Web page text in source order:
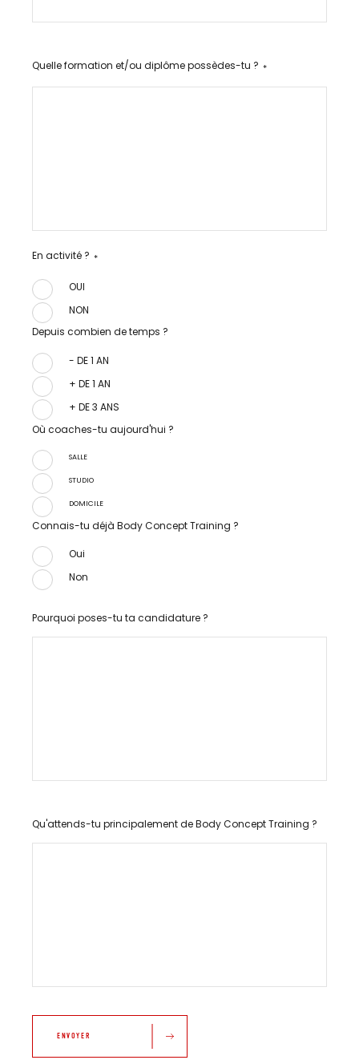
Quelle formation et/ou diplôme possèdes-tu ? *
En activité ? *
OUI
NON
Depuis combien de temps ?
- DE 1 AN
+ DE 1 AN
+ DE 3 ANS
Où coaches-tu aujourd'hui ?
SALLE
STUDIO
DOMICILE
Connais-tu déjà Body Concept Training ?
Oui
Non
Pourquoi poses-tu ta candidature ?
Qu'attends-tu principalement de Body Concept Training ?
ENVOYER